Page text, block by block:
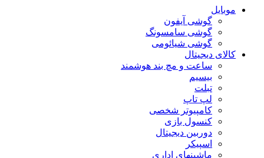
موبایل
گوشی آیفون
گوشی سامسونگ
گوشی شیائومی
کالای دیجیتال
ساعت و مچ بند هوشمند
بیسیم
تبلت
لپ تاپ
کامپیوتر شخصی
کنسول بازی
دوربین دیجیتال
اسپیکر
ماشینهای اداری